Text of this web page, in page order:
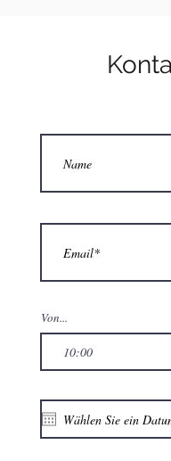
Kontaktiere uns wie
Wenn Sie hingegen
zu besichtigen,
Reisezeiten und
Luganersee
Von...
10:00